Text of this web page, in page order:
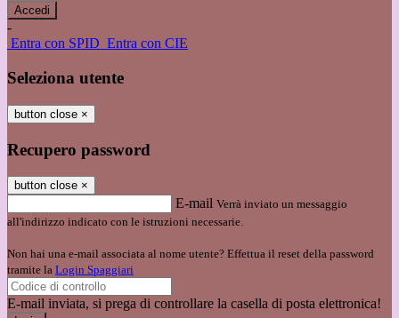
-
Entra con SPID Entra con CIE
Seleziona utente
button close ×
Recupero password
button close ×
E-mail Verrà inviato un messaggio
all'indirizzo indicato con le istruzioni necessarie.
Non hai una e-mail associata al nome utente? Effettua il reset della password
tramite la Login Spaggiari
E-mail inviata, si prega di controllare la casella di posta elettronica!